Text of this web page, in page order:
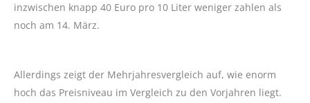
inzwischen knapp 40 Euro pro 10 Liter weniger zahlen als
noch am 14. März.
Allerdings zeigt der Mehrjahresvergleich auf, wie enorm
hoch das Preisniveau im Vergleich zu den Vorjahren liegt.